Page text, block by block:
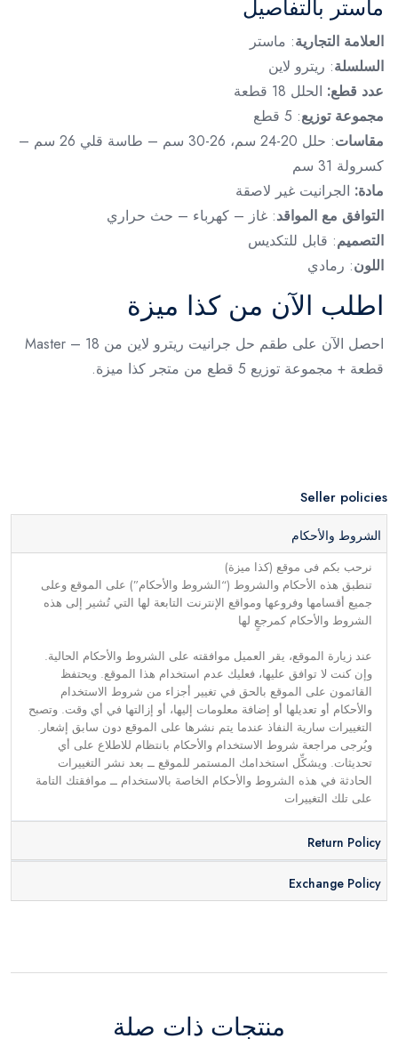
ماستر بالتفاصيل
العلامة التجارية: ماستر
السلسلة: ريترو لاين
عدد قطع: الحلل 18 قطعة
مجموعة توزيع: 5 قطع
مقاسات
: حلل 20-24 سم، 26-30 سم – طاسة قلي 26 سم –
كسرولة 31 سم
مادة: الجرانيت غير لاصقة
التوافق مع المواقد: غاز – كهرباء – حث حراري
التصميم: قابل للتكديس
اللون: رمادي
اطلب الآن من كذا ميزة
احصل الآن على طقم حل جرانيت ريترو لاين من Master – 18
قطعة + مجموعة توزيع 5 قطع من متجر كذا ميزة.
Seller policies
الشروط والأحكام
نرحب بكم فى موقع (كذا ميزة)
تنطبق هذه الأحكام والشروط (“الشروط والأحكام”) على الموقع وعلى
جميع أقسامها وفروعها ومواقع الإنترنت التابعة لها التي تُشير إلى هذه
الشروط والأحكام كمرجعٍ لها
عند زيارة الموقع، يقر العميل موافقته على الشروط والأحكام الحالية.
وإن كنت لا توافق عليها، فعليك عدم استخدام هذا الموقع. ويحتفظ
القائمون على الموقع بالحق في تغيير أجزاء من شروط الاستخدام
والأحكام أو تعديلها أو إضافة معلومات إليها، أو إزالتها في أي وقت. وتصبح
التغييرات سارية النفاذ عندما يتم نشرها على الموقع دون سابق إشعار.
ويُرجى مراجعة شروط الاستخدام والأحكام بانتظام للاطلاع على أي
تحديثات. ويشكِّل استخدامك المستمر للموقع ــ بعد نشر التغييرات
الحادثة في هذه الشروط والأحكام الخاصة بالاستخدام ــ موافقتك التامة
على تلك التغييرات
Return Policy
Exchange Policy
منتجات ذات صلة